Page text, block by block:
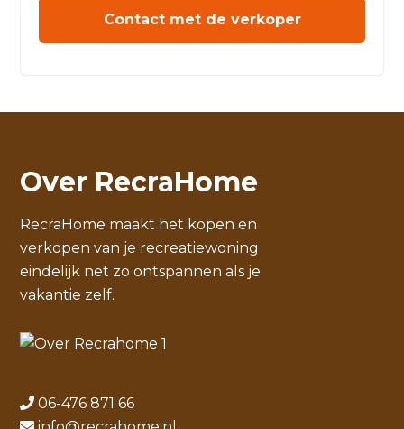
Contact met de verkoper
Over RecraHome
RecraHome maakt het kopen en
verkopen van je recreatiewoning
eindelijk net zo ontspannen als je
vakantie zelf.
06-476 871 66